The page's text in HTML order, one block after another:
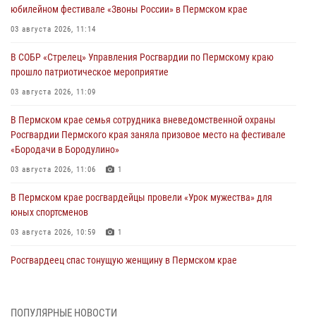
юбилейном фестивале «Звоны России» в Пермском крае
03 августа 2026, 11:14
В СОБР «Стрелец» Управления Росгвардии по Пермскому краю
прошло патриотическое мероприятие
03 августа 2026, 11:09
В Пермском крае семья сотрудника вневедомственной охраны
Росгвардии Пермского края заняла призовое место на фестивале
«Бородачи в Бородулино»
03 августа 2026, 11:06 1
В Пермском крае росгвардейцы провели «Урок мужества» для
юных спортсменов
03 августа 2026, 10:59 1
Росгвардеец спас тонущую женщину в Пермском крае
Сотрудники Росгвардии приняли участие в торжественном
ПОПУЛЯРНЫЕ НОВОСТИ